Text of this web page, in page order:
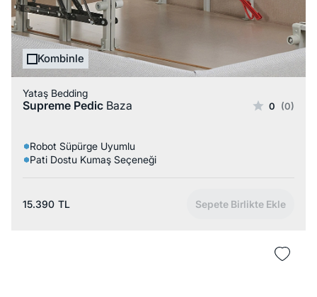
Kombinle
Yataş Bedding
Supreme Pedic Baza 0 (0)
Robot Süpürge Uyumlu
Pati Dostu Kumaş Seçeneği
15.390 TL Sepete Birlikte Ekle